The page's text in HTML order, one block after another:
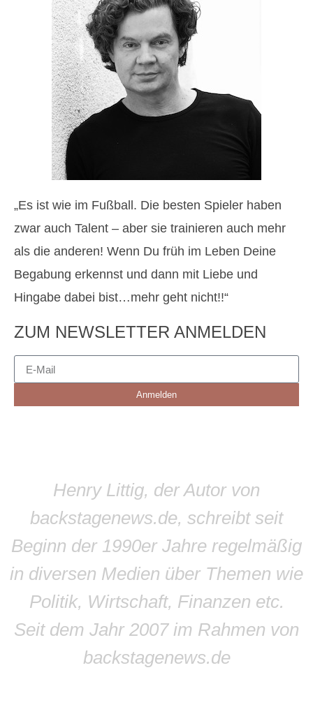
„Es ist wie im Fußball. Die besten Spieler haben
zwar auch Talent – aber sie trainieren auch mehr
als die anderen! Wenn Du früh im Leben Deine
Begabung erkennst und dann mit Liebe und
Hingabe dabei bist…mehr geht nicht!!“
ZUM NEWSLETTER ANMELDEN
Anmelden
Henry Littig, der Autor von
backstagenews.de, schreibt seit
Beginn der 1990er Jahre regelmäßig
in diversen Medien über Themen wie
Politik, Wirtschaft, Finanzen etc.
Seit dem Jahr 2007 im Rahmen von
backstagenews.de